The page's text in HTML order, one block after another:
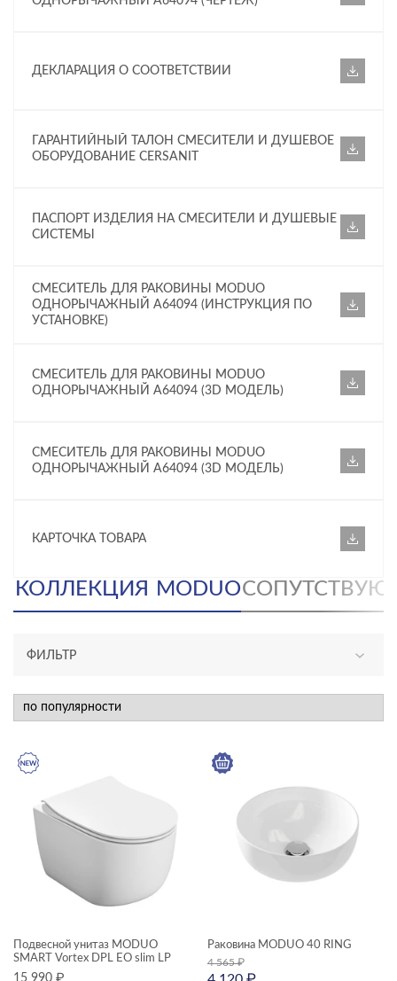
ДЕКЛАРАЦИЯ О СООТВЕТСТВИИ
ГАРАНТИЙНЫЙ ТАЛОН СМЕСИТЕЛИ И ДУШЕВОЕ
ОБОРУДОВАНИЕ CERSANIT
ПАСПОРТ ИЗДЕЛИЯ НА СМЕСИТЕЛИ И ДУШЕВЫЕ
СИСТЕМЫ
СМЕСИТЕЛЬ ДЛЯ РАКОВИНЫ MODUO
ОДНОРЫЧАЖНЫЙ A64094 (ИНСТРУКЦИЯ ПО
УСТАНОВКЕ)
СМЕСИТЕЛЬ ДЛЯ РАКОВИНЫ MODUO
ОДНОРЫЧАЖНЫЙ A64094 (3D МОДЕЛЬ)
СМЕСИТЕЛЬ ДЛЯ РАКОВИНЫ MODUO
ОДНОРЫЧАЖНЫЙ A64094 (3D МОДЕЛЬ)
КАРТОЧКА ТОВАРА
КОЛЛЕКЦИЯ MODUO
ФИЛЬТР
новинка
КАТЕГОРИЯ
мебель для ванной
раковины и пьедесталы
смесители
ТИП ПРОДУКТА
Подвесной унитаз MODUO
SMART Vortex DPL EO slim LP
15 990 ₽
Раковина MODUO 40 RING
4 565₽